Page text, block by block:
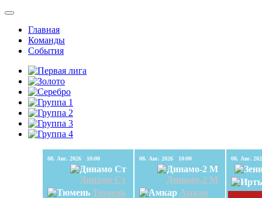
Главная
Команды
События
08. Авг. 2026 10:00
Динамо Ст
Тюмень
08. Авг. 2026 10:00
Динамо-2 М
Амкар